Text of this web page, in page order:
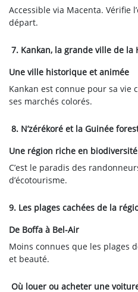
Accessible via Macenta. Vérifie
départ.
7. Kankan, la grande ville de la
Une ville historique et animée
Kankan est connue pour sa vie
ses marchés colorés.
8. N’zérékoré et la Guinée
Une région riche en biodiversité
C’est le paradis des
d’écotourisme.
9. Les plages cachées de la
De Boffa à Bel-Air
Moins connues que les plages
et beauté.
Où louer ou acheter une